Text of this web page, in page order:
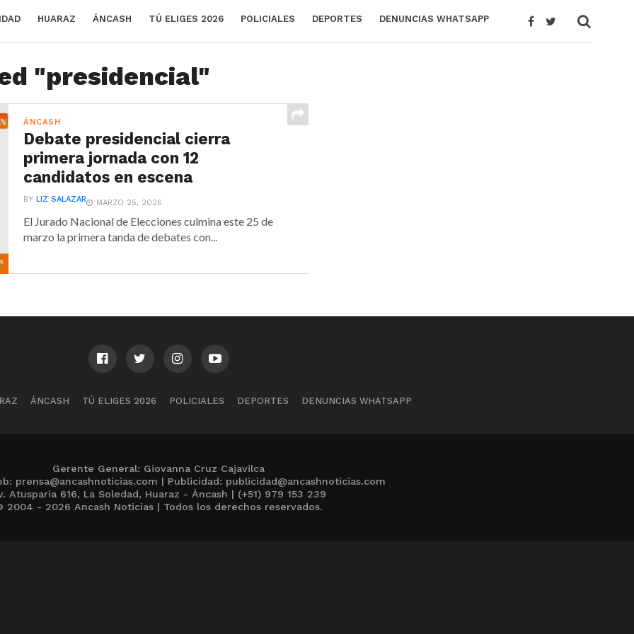
HUARAZ ÁNCASH TÚ ELIGES 2026 POLICIALES DEPORTES DENUNCIAS WHATSAPP
"presidencial"
ÁNCASH
Debate presidencial cierra
primera jornada con 12
candidatos en escena
BYLIZ SALAZAR MARZO 25, 2026
El Jurado Nacional de Elecciones culmina este 25 de
marzo la primera tanda de debates con...
ÁNCASH TÚ ELIGES 2026 POLICIALES DEPORTES DENUNCIAS WHATSAPP
Gerente General: Giovanna Cruz Cajavilca
prensa@ancashnoticias.com | Publicidad: publicidad@ancashnoticias.com
Atusparia 616, La Soledad, Huaraz - Áncash | (+51) 979 153 239
2004 - 2026 Ancash Noticias | Todos los derechos reservados.